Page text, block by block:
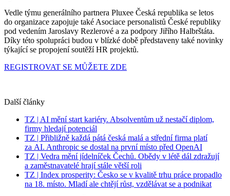
Vedle týmu generálního partnera Pluxee Česká republika se letos
do organizace zapojuje také Asociace personalistů České republiky
pod vedením Jaroslavy Rezlerové a za podpory Jiřího Halbrštáta.
Díky této spolupráci budou v blízké době představeny také novinky
týkající se propojení soutěží HR projektů.
REGISTROVAT SE MŮŽETE ZDE
Další články
TZ | AI mění start kariéry. Absolventům už nestačí diplom,
firmy hledají potenciál
TZ | Přibližně každá pátá česká malá a střední firma platí
za AI. Anthropic se dostal na první místo před OpenAI
TZ | Vedra mění jídelníček Čechů. Obědy v létě dál zdražují
a zaměstnavatelé hrají stále větší roli
TZ | Index prosperity: Česko se v kvalitě trhu práce propadlo
na 18. místo. Mladí ale chtějí růst, vzdělávat se a podnikat